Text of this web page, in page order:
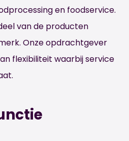
en foodservice.
van de producten
Onze opdrachtgever
flexibiliteit waarbij service